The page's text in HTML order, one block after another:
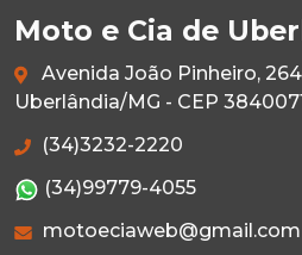
Moto e Cia de
Avenida João Pinheiro,
Uberlândia/MG - CEP
(34)3232-2220
(34)99779-4055
motoeciaweb@gmail.com